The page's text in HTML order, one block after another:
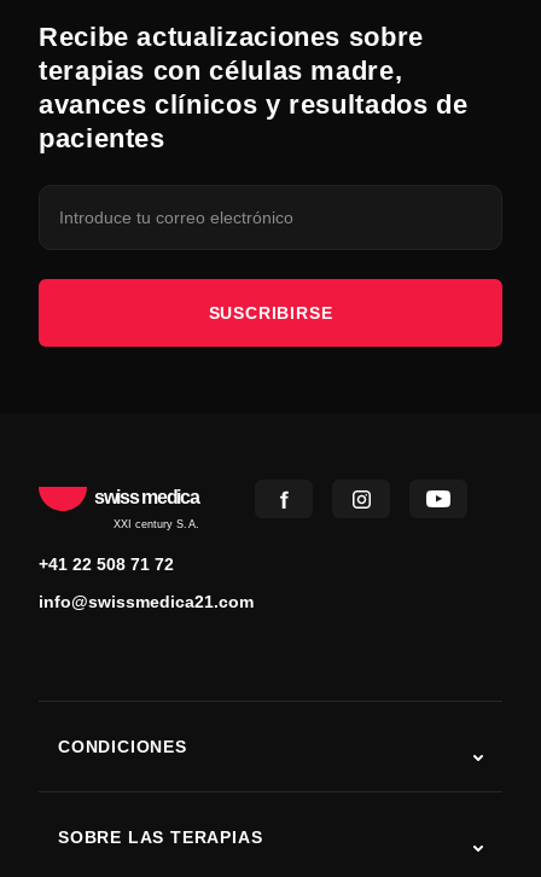
Recibe actualizaciones sobre
terapias con células madre,
avances clínicos y resultados de
pacientes
SUSCRIBIRSE
swiss medica
XXI century S.A.
+41 22 508 71 72
info@swissmedica21.com
CONDICIONES
SOBRE LAS TERAPIAS